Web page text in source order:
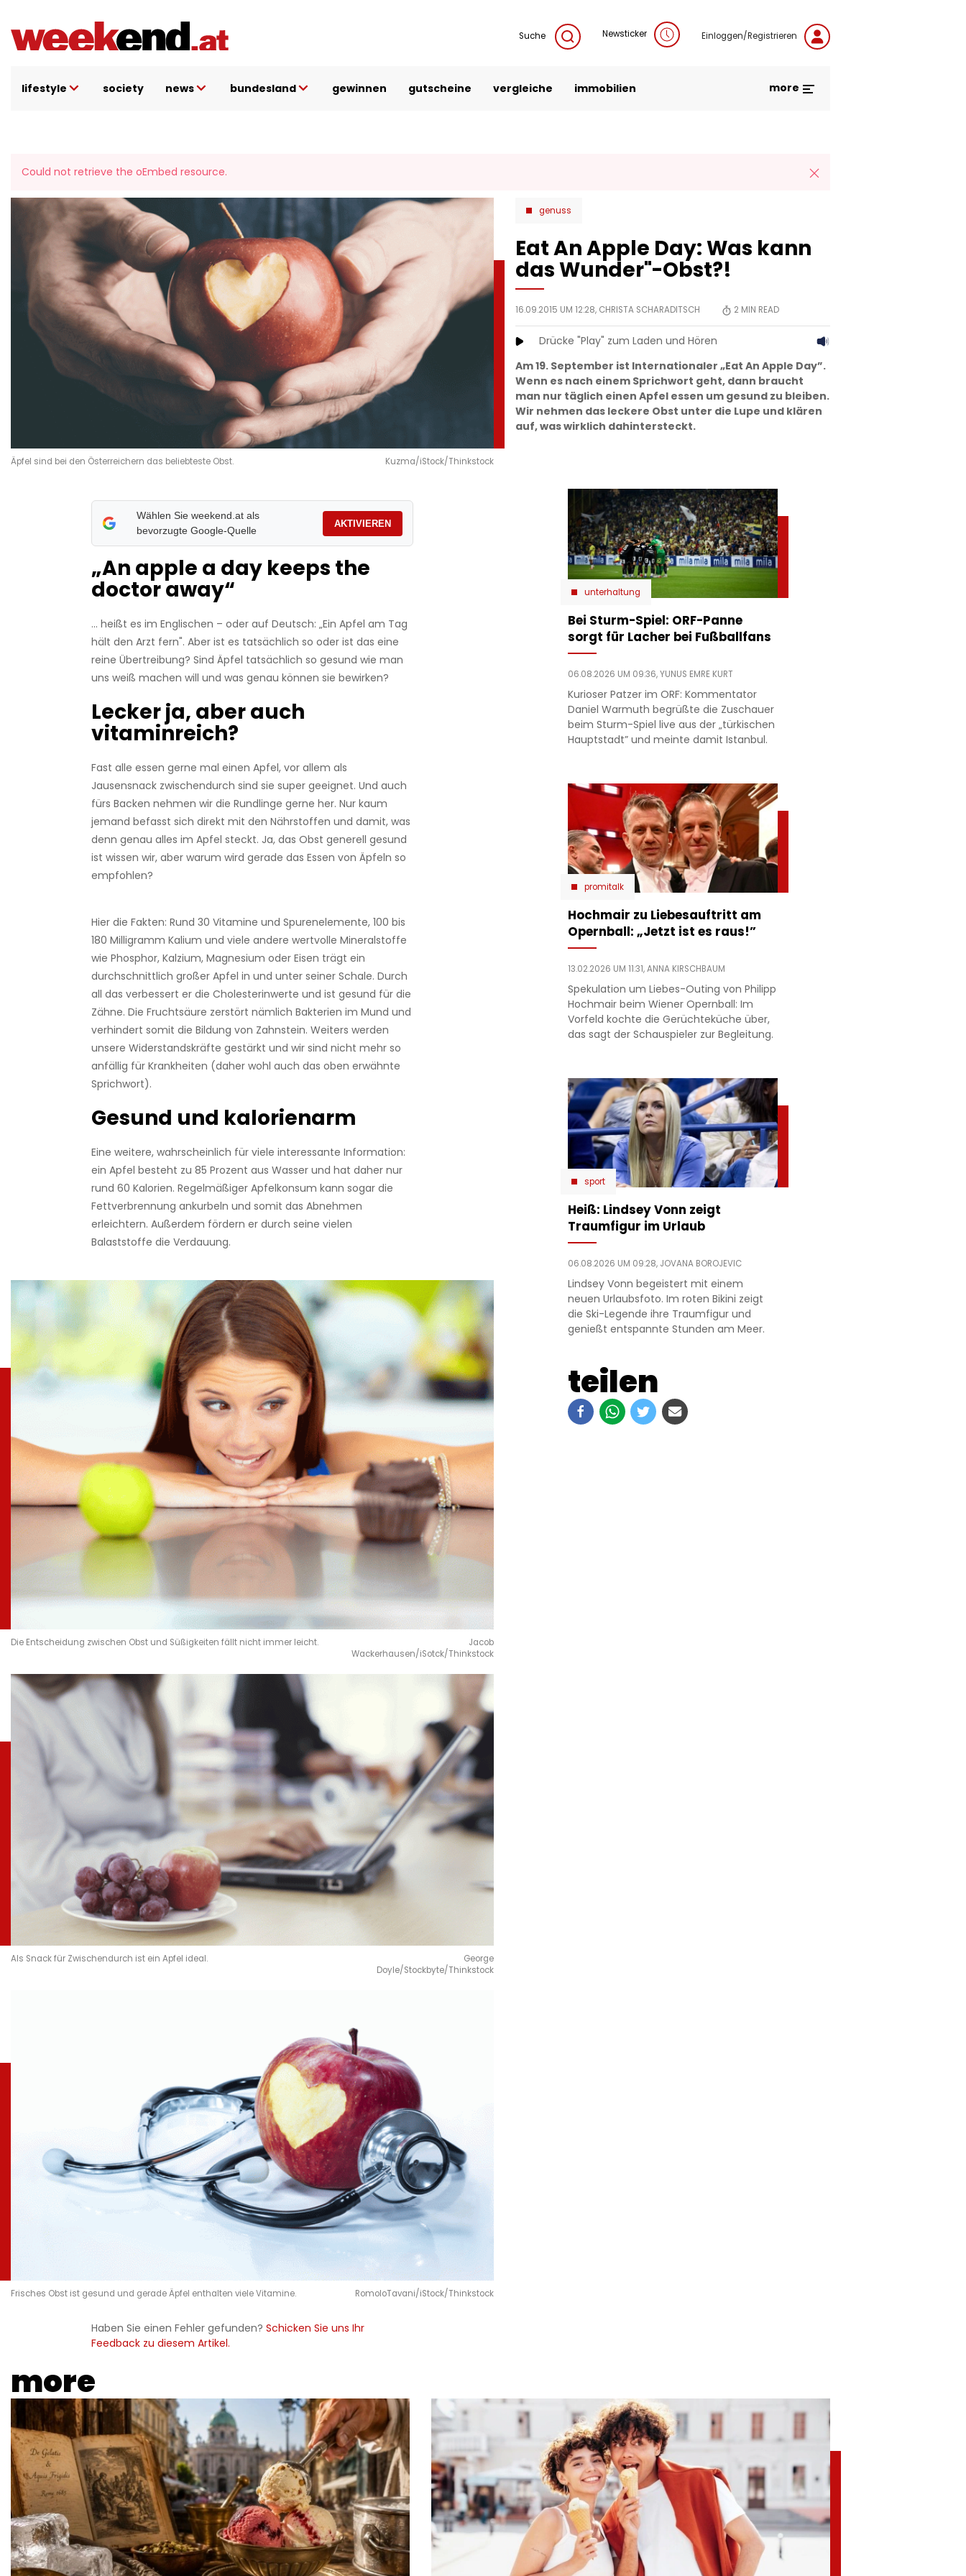
Inhalt
Suche Newsticker Einloggen/Registrieren
lifestyle society news bundesland gewinnen gutscheine vergleiche immobilien more
Fehlermeldung
Could not retrieve the oEmbed resource.
Äpfel sind bei den Österreichern das beliebteste Obst. Kuzma/iStock/Thinkstock
genuss
Eat An Apple Day: Was kann
das Wunder"-Obst?!
16.09.2015 UM 12:28, CHRISTA SCHARADITSCH 2 MIN READ
Drücke "Play" zum Laden und Hören
Am 19. September ist Internationaler „Eat An Apple Day”.
Wenn es nach einem Sprichwort geht, dann braucht
man nur täglich einen Apfel essen um gesund zu bleiben.
Wir nehmen das leckere Obst unter die Lupe und klären
auf, was wirklich dahintersteckt.
Wählen Sie weekend.at als
bevorzugte Google-Quelle
AKTIVIEREN
„An apple a day keeps the
doctor away“
... heißt es im Englischen – oder auf Deutsch: „Ein Apfel am Tag
hält den Arzt fern". Aber ist es tatsächlich so oder ist das eine
reine Übertreibung? Sind Äpfel tatsächlich so gesund wie man
uns weiß machen will und was genau können sie bewirken?
Lecker ja, aber auch
vitaminreich?
Fast alle essen gerne mal einen Apfel, vor allem als
Jausensnack zwischendurch sind sie super geeignet. Und auch
fürs Backen nehmen wir die Rundlinge gerne her. Nur kaum
jemand befasst sich direkt mit den Nährstoffen und damit, was
denn genau alles im Apfel steckt. Ja, das Obst generell gesund
ist wissen wir, aber warum wird gerade das Essen von Äpfeln so
empfohlen?
Hier die Fakten: Rund 30 Vitamine und Spurenelemente, 100 bis
180 Milligramm Kalium und viele andere wertvolle Mineralstoffe
wie Phosphor, Kalzium, Magnesium oder Eisen trägt ein
durchschnittlich großer Apfel in und unter seiner Schale. Durch
all das verbessert er die Cholesterinwerte und ist gesund für die
Zähne. Die Fruchtsäure zerstört nämlich Bakterien im Mund und
verhindert somit die Bildung von Zahnstein. Weiters werden
unsere Widerstandskräfte gestärkt und wir sind nicht mehr so
anfällig für Krankheiten (daher wohl auch das oben erwähnte
Sprichwort).
Gesund und kalorienarm
Eine weitere, wahrscheinlich für viele interessante Information:
ein Apfel besteht zu 85 Prozent aus Wasser und hat daher nur
rund 60 Kalorien. Regelmäßiger Apfelkonsum kann sogar die
Fettverbrennung ankurbeln und somit das Abnehmen
erleichtern. Außerdem fördern er durch seine vielen
Balaststoffe die Verdauung.
Die Entscheidung zwischen Obst und Süßigkeiten fällt nicht immer leicht.
Jacob
Wackerhausen/iSotck/Thinkstock
Als Snack für Zwischendurch ist ein Apfel ideal.
George
Doyle/Stockbyte/Thinkstock
Frisches Obst ist gesund und gerade Äpfel enthalten viele Vitamine. RomoloTavani/iStock/Thinkstock
Haben Sie einen Fehler gefunden?Schicken Sie uns Ihr
Feedback zu diesem Artikel.
teilen
unterhaltung
Bei Sturm-Spiel: ORF-Panne
sorgt für Lacher bei Fußballfans
06.08.2026 UM 09:36,YUNUS EMRE KURT
Kurioser Patzer im ORF: Kommentator
Daniel Warmuth begrüßte die Zuschauer
beim Sturm-Spiel live aus der „türkischen
Hauptstadt” und meinte damit Istanbul.
promitalk
Hochmair zu Liebesauftritt am
Opernball: „Jetzt ist es raus!”
13.02.2026 UM 11:31,ANNA KIRSCHBAUM
Spekulation um Liebes-Outing von Philipp
Hochmair beim Wiener Opernball: Im
Vorfeld kochte die Gerüchteküche über,
das sagt der Schauspieler zur Begleitung.
sport
Heiß: Lindsey Vonn zeigt
Traumfigur im Urlaub
06.08.2026 UM 09:28, JOVANA BOROJEVIC
Lindsey Vonn begeistert mit einem
neuen Urlaubsfoto. Im roten Bikini zeigt
die Ski-Legende ihre Traumfigur und
genießt entspannte Stunden am Meer.
more